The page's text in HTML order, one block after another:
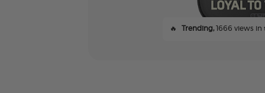
🔥 Trending,1666 views in